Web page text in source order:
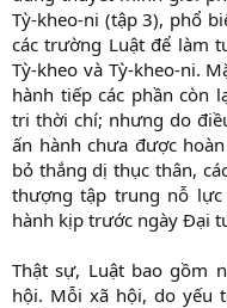
Tỳ-kheo-ni (tập 3), phổ
các trường Luật để làm
Tỳ-kheo và Tỳ-kheo-ni.
hành tiếp các phần còn
tri thời chí; nhưng do
ấn hành chưa được
bỏ thắng dị thục thân,
thượng tập trung nỗ
hành kịp trước ngày Đại
Thật sự, Luật bao gồm
hội. Mỗi xã hội, do yếu